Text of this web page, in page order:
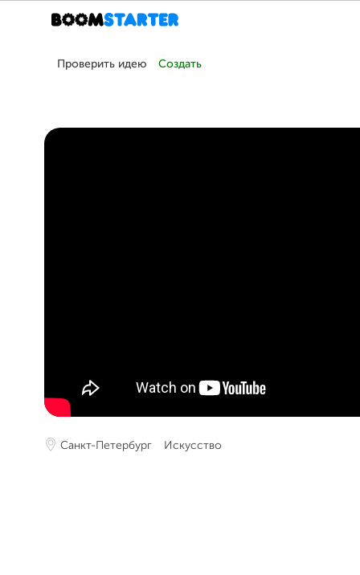
Проверить идею Создать
Санкт-Петербург Искусство